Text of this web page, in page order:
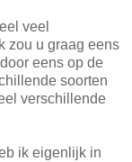
veel
zou u graag eens
eens op de
soorten
verschillende
ik eigenlijk in